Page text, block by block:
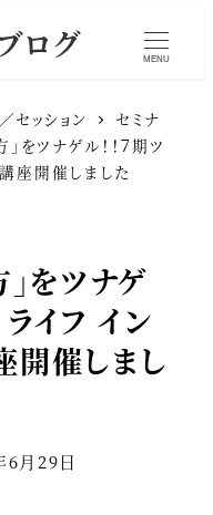
ログ MENU
セッション
セミナ
」をツナゲル！！７期ツ
座開催しました
」をツナゲ
イフ イン
開催しまし
6月29日